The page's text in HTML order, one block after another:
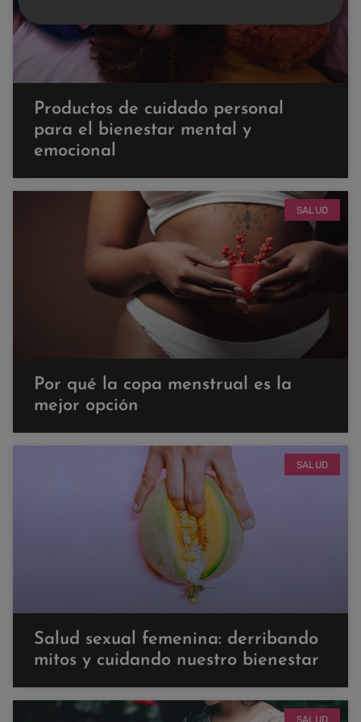
Productos de cuidado personal
para el bienestar mental y
emocional
SALUD
Por qué la copa menstrual es la
mejor opción
SALUD
Salud sexual femenina: derribando
mitos y cuidando nuestro bienestar
SALUD